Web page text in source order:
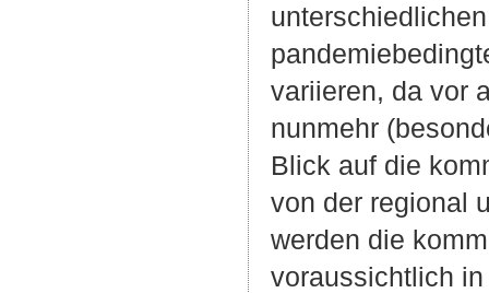
variieren, da vor
nunmehr
Blick auf die
von der regional
werden die
voraussichtlich